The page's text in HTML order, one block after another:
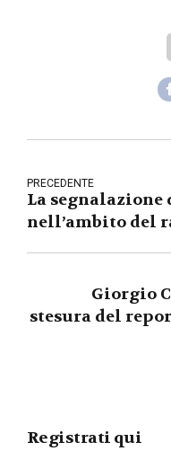
PRECEDENTE
La
nell’ambito del
Giorgio
stesura del
Registrati qui